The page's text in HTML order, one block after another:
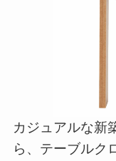
カジュアルな新
ら、テーブルク